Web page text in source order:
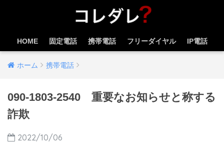
HOME 固定電話 携帯電話 フリーダイヤル IP電話
ホーム 携帯電話
090-1803-2540 重要なお知らせと称する
詐欺
2022/10/06